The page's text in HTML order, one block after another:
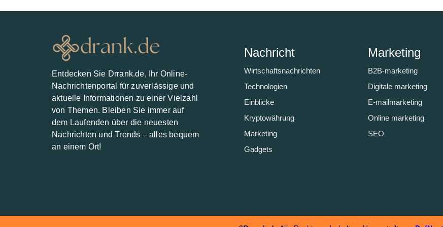
Entdecken Sie Drrank.de, Ihr Online-
Nachrichtenportal für zuverlässige und
aktuelle Informationen zu einer Vielzahl
von Themen. Bleiben Sie immer auf
dem Laufenden über die neuesten
Nachrichten und Trends – alles bequem
an einem Ort!
Nachricht
Wirtschaftsnachrichten
Technologien
Einblicke
Kryptowährung
Marketing
Gadgets
Marketing
B2B-marketing
Digitale marketing
E-mailmarketing
Online marketing
SEO